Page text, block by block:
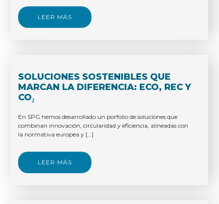
LEER MÁS
SOLUCIONES SOSTENIBLES QUE
MARCAN LA DIFERENCIA: ECO, REC Y
CO₂
En SPG hemos desarrollado un porfolio de soluciones que
combinan innovación, circularidad y eficiencia, alineadas con
la normativa europea y […]
LEER MÁS